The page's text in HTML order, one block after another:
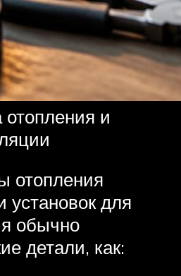
отопления и
отопления
установок для
обычно
детали, как: